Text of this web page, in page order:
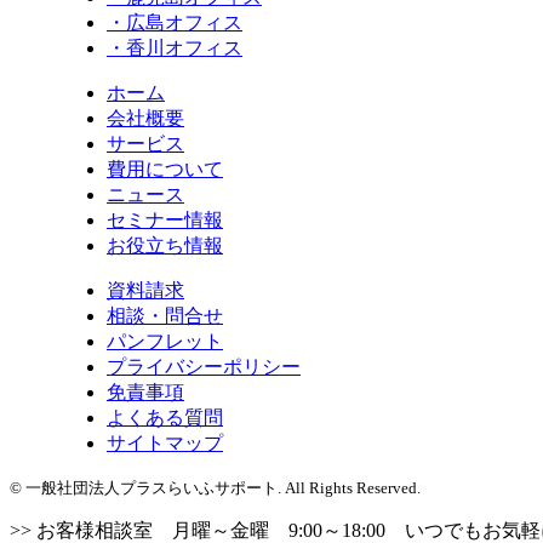
・広島オフィス
・香川オフィス
ホーム
会社概要
サービス
費用について
ニュース
セミナー情報
お役立ち情報
資料請求
相談・問合せ
パンフレット
プライバシーポリシー
免責事項
よくある質問
サイトマップ
© 一般社団法人プラスらいふサポート. All Rights Reserved.
>> お客様相談室 月曜～金曜 9:00～18:00 いつでもお気軽